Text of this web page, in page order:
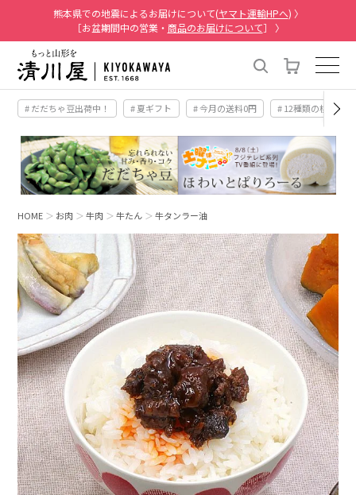
熊本県での地震によるお届けについて(ヤマト運輸HPへ) 〉
［お盆期間中の営業・ 商品のお届けについて］ 〉
# だだちゃ豆出荷中！ # 夏ギフト # 今月の送料0円 # 12種類の桃
HOME お肉 牛肉 牛たん 牛タンラー油